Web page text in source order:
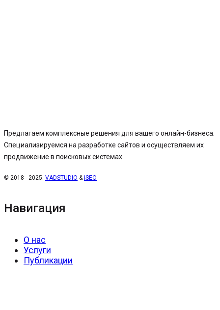
Предлагаем комплексные решения для вашего онлайн-бизнеса.
Специализируемся на разработке сайтов и осуществляем их
продвижение в поисковых системах.
© 2018 - 2025. VADSTUDIO &iSEO
Навигация
О нас
Услуги
Публикации